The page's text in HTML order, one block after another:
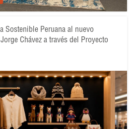
Sostenible Peruana al nuevo
Chávez a través del Proyecto